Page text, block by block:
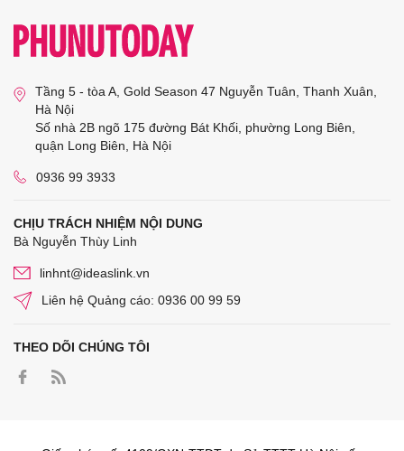
Tầng 5 - tòa A, Gold Season 47 Nguyễn Tuân, Thanh Xuân,
Hà Nội
Số nhà 2B ngõ 175 đường Bát Khối, phường Long Biên,
quận Long Biên, Hà Nội
0936 99 3933
CHỊU TRÁCH NHIỆM NỘI DUNG
Bà Nguyễn Thùy Linh
linhnt@ideaslink.vn
Liên hệ Quảng cáo: 0936 00 99 59
THEO DÕI CHÚNG TÔI